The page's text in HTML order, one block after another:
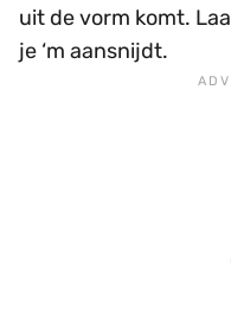
uit de vorm komt.
je ‘m aansnijdt.